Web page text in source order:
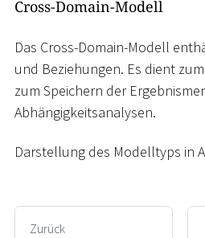
Cross-Domain-Modell
Das Cross-Domain-Modell
und Beziehungen. Es dient
zum Speichern der
Abhängigkeitsanalysen.
Darstellung des Modelltyps in
Zurück